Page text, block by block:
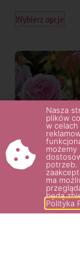
Wybierz opcje
OLIVIA ROSE®
75.00zł
Nasza
plików
w
możemy
potrzeb.
ma
będą
Polityka